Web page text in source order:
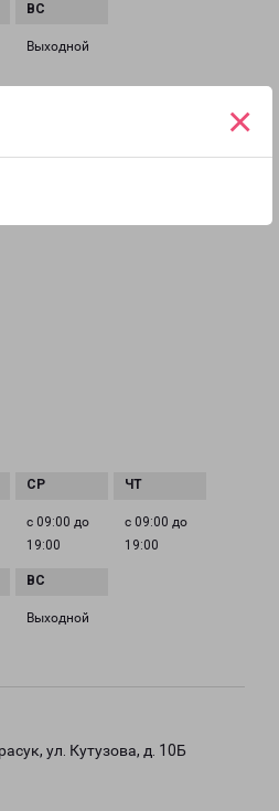
×
Выходной
с 09:00 до
19:00
с 09:00 до
19:00
Выходной
ул. Кутузова, д. 10Б